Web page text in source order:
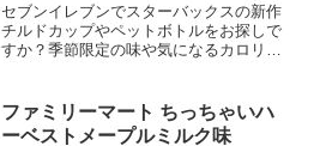
セブンイレブンでスターバックスの新作
チルドカップやペットボトルをお探しで
すか？季節限定の味や気になるカロリー
とスターバックスの限定キャンペーン時
期やnanaco活用術を知れば、いつものカ
ファミリーマート ちっちゃいハ
ーベストメープルミルク味